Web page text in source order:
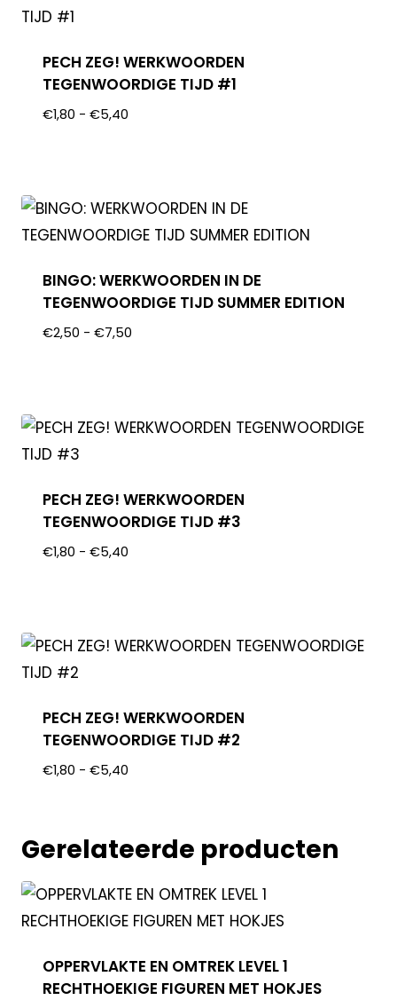
PECH ZEG! WERKWOORDEN
TEGENWOORDIGE TIJD #1
€1,80 - €5,40
BINGO: WERKWOORDEN IN DE
TEGENWOORDIGE TIJD SUMMER EDITION
€2,50 - €7,50
PECH ZEG! WERKWOORDEN
TEGENWOORDIGE TIJD #3
€1,80 - €5,40
PECH ZEG! WERKWOORDEN
TEGENWOORDIGE TIJD #2
€1,80 - €5,40
Gerelateerde producten
OPPERVLAKTE EN OMTREK LEVEL 1
RECHTHOEKIGE FIGUREN MET HOKJES